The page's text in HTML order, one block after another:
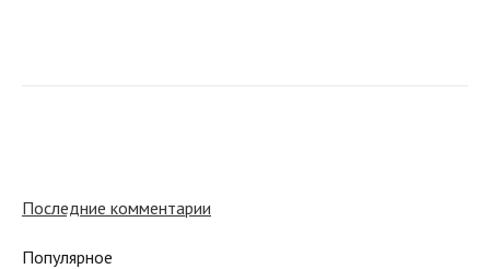
Последние комментарии
Популярное